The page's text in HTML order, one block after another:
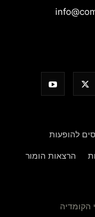
להופעות
הרצאות הומור
הקומדיה